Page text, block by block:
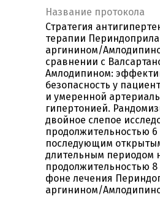
Название протокола
Стратегия
терапии Периндоприла
аргинином/
сравнении с
Амлодипином:
безопасность у
и умеренной
гипертонией.
двойное слепое
продолжительностью 6
последующим
длительным периодом
продолжительностью
фоне лечения
аргинином/